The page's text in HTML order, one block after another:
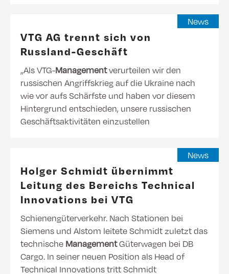
News
VTG AG trennt sich von
Russland-Geschäft
„Als VTG-Managementverurteilen wir den
russischen Angriffskrieg auf die Ukraine nach
wie vor aufs Schärfste und haben vor diesem
Hintergrund entschieden, unsere russischen
Geschäftsaktivitäten einzustellen
News
Holger Schmidt übernimmt
Leitung des Bereichs Technical
Innovations bei VTG
Schienengüterverkehr. Nach Stationen bei
Siemens und Alstom leitete Schmidt zuletzt das
technische ManagementGüterwagen bei DB
Cargo. In seiner neuen Position als Head of
Technical Innovations tritt Schmidt